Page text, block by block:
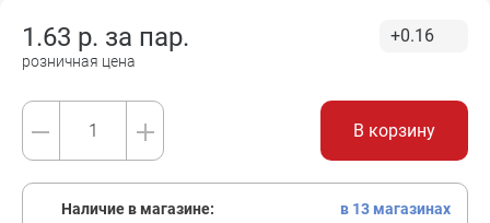
1.63 р. за пар.
розничная цена
+0.16
В корзину
Наличие в магазине: в 13 магазинах